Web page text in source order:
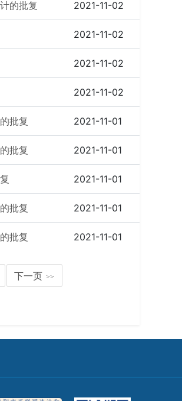
的批复 2021-11-02
2021-11-02
2021-11-02
2021-11-02
批复 2021-11-01
批复 2021-11-01
2021-11-01
批复 2021-11-01
批复 2021-11-01
下一页 >>